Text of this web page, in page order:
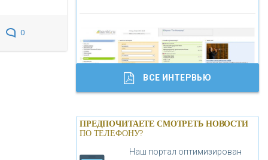
0
«ТРАСТ»
«ГАЗПРОМБАНК»
«МОСКОВСКИЙ КРЕДИТНЫЙ
БАНК»
Банки.ру обновил логотип впервые за
19 лет - «Лента новостей»
ВСЕ ИНТЕРВЬЮ
ПРЕДПОЧИТАЕТЕ СМОТРЕТЬ НОВОСТИ
ПО ТЕЛЕФОНУ?
Наш портал оптимизирован